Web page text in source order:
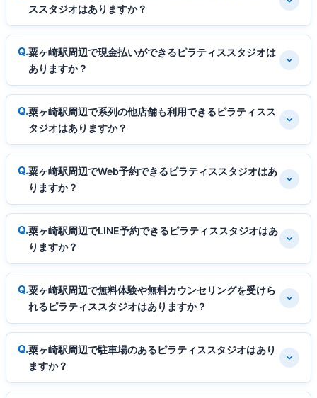
ススタジオはありますか？
粟ヶ崎駅周辺で現金払いができるピラティススタジオは
ありますか？
粟ヶ崎駅周辺で系列の他店舗も利用できるピラティスス
タジオはありますか？
粟ヶ崎駅周辺でWeb予約できるピラティススタジオはあ
りますか？
粟ヶ崎駅周辺でLINE予約できるピラティススタジオはあ
りますか？
粟ヶ崎駅周辺で無料体験や無料カウンセリングを受けら
れるピラティススタジオはありますか？
粟ヶ崎駅周辺で駐車場のあるピラティススタジオはあり
ますか？